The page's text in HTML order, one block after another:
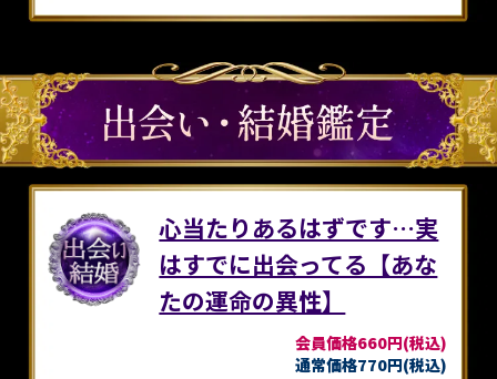
心当たりあるはずです…実
はすでに出会ってる【あな
たの運命の異性】
会員価格660円(税込)
通常価格770円(税込)